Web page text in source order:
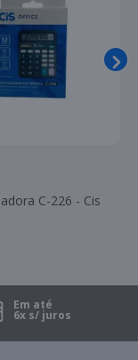
C-226 - Cis
Em até
6x s/ juros